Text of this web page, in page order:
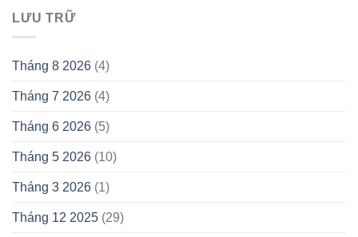
LƯU TRỮ
Tháng 8 2026 (4)
Tháng 7 2026 (4)
Tháng 6 2026 (5)
Tháng 5 2026 (10)
Tháng 3 2026 (1)
Tháng 12 2025 (29)